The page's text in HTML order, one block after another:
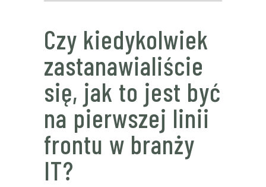
Czy kiedykolwiek
zastanawialiście
się, jak to jest być
na pierwszej linii
frontu w branży
IT?